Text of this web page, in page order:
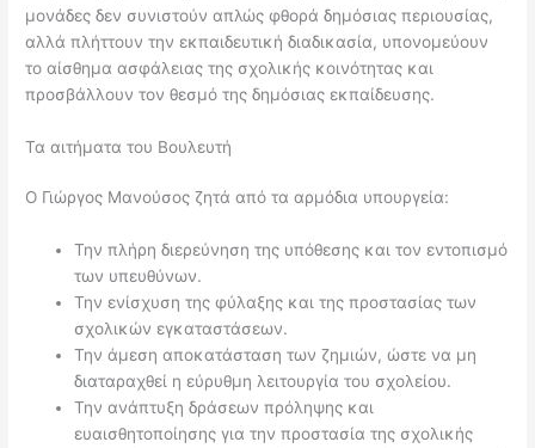
μονάδες δεν συνιστούν απλώς φθορά δημόσιας περιουσίας,
αλλά πλήττουν την εκπαιδευτική διαδικασία, υπονομεύουν
το αίσθημα ασφάλειας της σχολικής κοινότητας και
προσβάλλουν τον θεσμό της δημόσιας εκπαίδευσης.
Τα αιτήματα του Βουλευτή
Ο Γιώργος Μανούσος ζητά από τα αρμόδια υπουργεία:
Την πλήρη διερεύνηση της υπόθεσης και τον εντοπισμό
των υπευθύνων.
Την ενίσχυση της φύλαξης και της προστασίας των
σχολικών εγκαταστάσεων.
Την άμεση αποκατάσταση των ζημιών, ώστε να μη
διαταραχθεί η εύρυθμη λειτουργία του σχολείου.
Την ανάπτυξη δράσεων πρόληψης και
ευαισθητοποίησης για την προστασία της σχολικής